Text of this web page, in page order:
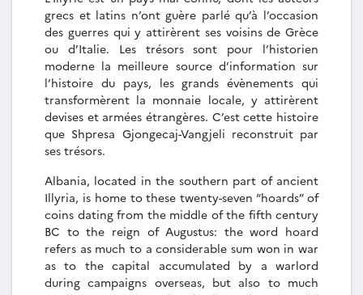
grecs et latins n’ont guère parlé qu’à l’occasion
des guerres qui y attirèrent ses voisins de Grèce
ou d’Italie. Les trésors sont pour l’historien
moderne la meilleure source d’information sur
l’histoire du pays, les grands évènements qui
transformèrent la monnaie locale, y attirèrent
devises et armées étrangères. C’est cette histoire
que Shpresa Gjongecaj-Vangjeli reconstruit par
ses trésors.
Albania, located in the southern part of ancient
Illyria, is home to these twenty-seven “hoards” of
coins dating from the middle of the fifth century
BC to the reign of Augustus: the word hoard
refers as much to a considerable sum won in war
as to the capital accumulated by a warlord
during campaigns overseas, but also to much